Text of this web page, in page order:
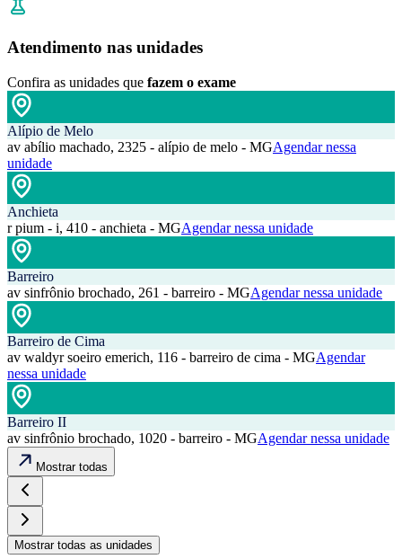
Atendimento nas unidades
Confira as unidades que fazem o exame
Alípio de Melo
av abílio machado, 2325 - alípio de melo - MGAgendar nessa
unidade
Anchieta
r pium - i, 410 - anchieta - MGAgendar nessa unidade
Barreiro
av sinfrônio brochado, 261 - barreiro - MGAgendar nessa unidade
Barreiro de Cima
av waldyr soeiro emerich, 116 - barreiro de cima - MGAgendar
nessa unidade
Barreiro II
av sinfrônio brochado, 1020 - barreiro - MGAgendar nessa unidade
Mostrar todas
Mostrar todas as unidades